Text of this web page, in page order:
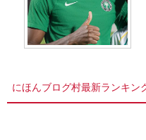
にほんブログ村最新ランキン